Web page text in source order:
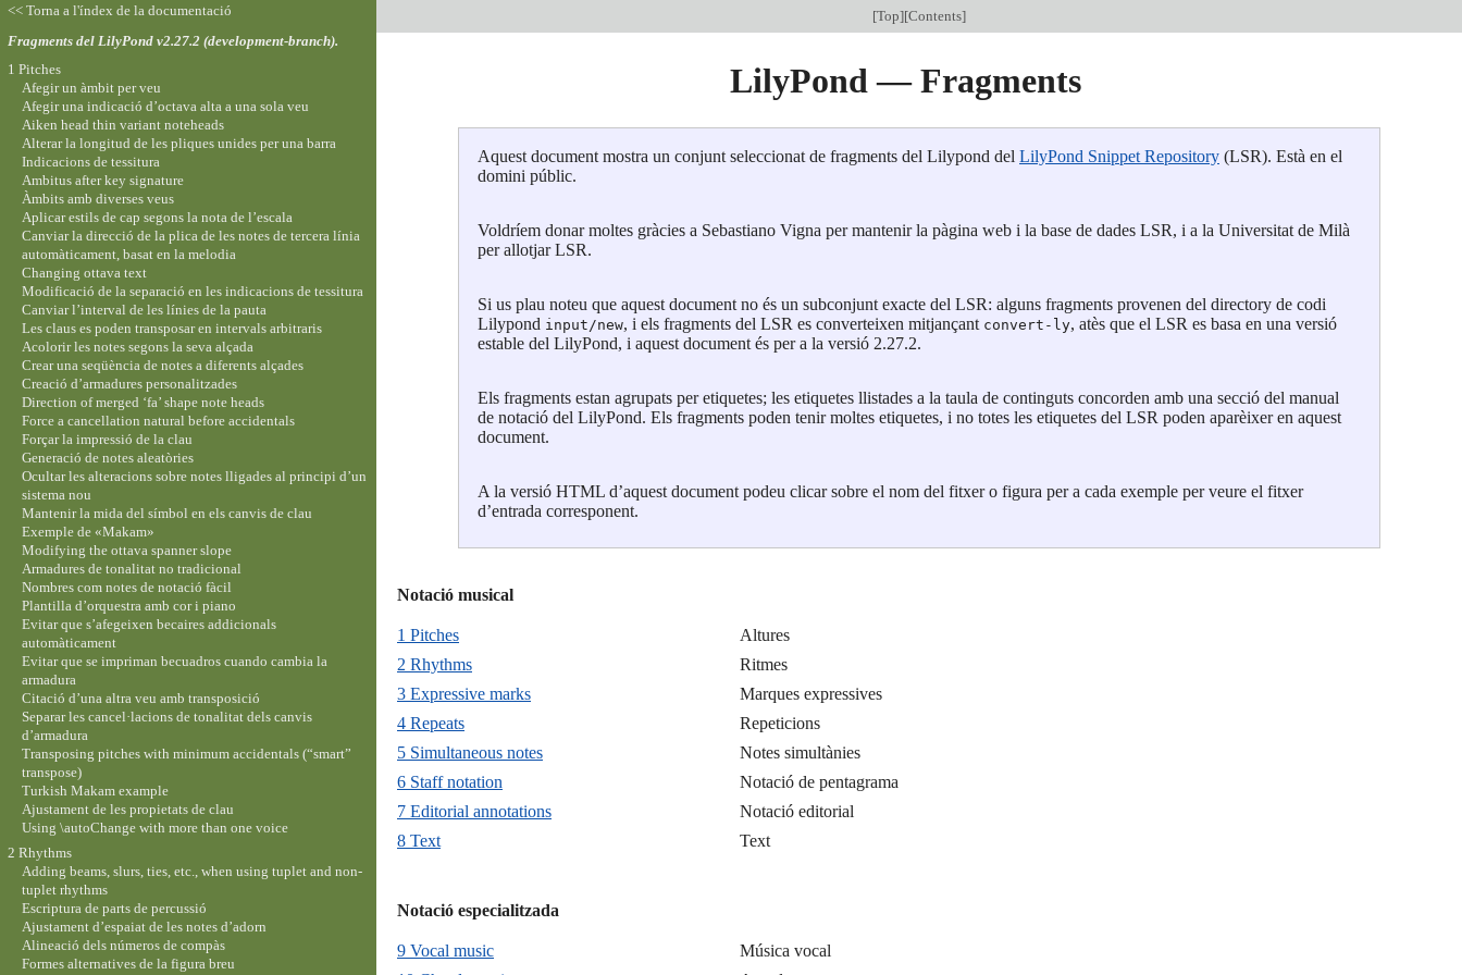
[Top][Contents]
LilyPond — Fragments
Aquest document mostra un conjunt seleccionat de fragments del Lilypond del LilyPond Snippet Repository (LSR). Està en el
domini públic.
Voldríem donar moltes gràcies a Sebastiano Vigna per mantenir la pàgina web i la base de dades LSR, i a la Universitat de Milà
per allotjar LSR.
Si us plau noteu que aquest document no és un subconjunt exacte del LSR: alguns fragments provenen del directory de codi
Lilypond input/new, i els fragments del LSR es converteixen mitjançant convert-ly, atès que el LSR es basa en una versió
estable del LilyPond, i aquest document és per a la versió 2.27.2.
Els fragments estan agrupats per etiquetes; les etiquetes llistades a la taula de continguts concorden amb una secció del manual
de notació del LilyPond. Els fragments poden tenir moltes etiquetes, i no totes les etiquetes del LSR poden aparèixer en aquest
document.
A la versió HTML d’aquest document podeu clicar sobre el nom del fitxer o figura per a cada exemple per veure el fitxer
d’entrada corresponent.
1 Pitches
Altures
2 Rhythms
Ritmes
3 Expressive marks
Marques expressives
4 Repeats
Repeticions
5 Simultaneous notes
Notes simultànies
6 Staff notation
Notació de pentagrama
7 Editorial annotations
Notació editorial
8 Text
Text
9 Vocal music
Música vocal
<< Torna a l'índex de la documentació
Fragments del LilyPond v2.27.2 (development-branch).
1 Pitches
Afegir un àmbit per veu
Afegir una indicació d’octava alta a una sola veu
Aiken head thin variant noteheads
Alterar la longitud de les pliques unides per una barra
Indicacions de tessitura
Ambitus after key signature
Àmbits amb diverses veus
Aplicar estils de cap segons la nota de l’escala
Canviar la direcció de la plica de les notes de tercera línia
automàticament, basat en la melodia
Changing ottava text
Modificació de la separació en les indicacions de tessitura
Canviar l’interval de les línies de la pauta
Les claus es poden transposar en intervals arbitraris
Acolorir les notes segons la seva alçada
Crear una seqüència de notes a diferents alçades
Creació d’armadures personalitzades
Direction of merged ‘fa’ shape note heads
Force a cancellation natural before accidentals
Forçar la impressió de la clau
Generació de notes aleatòries
Ocultar les alteracions sobre notes lligades al principi d’un
sistema nou
Mantenir la mida del símbol en els canvis de clau
Exemple de «Makam»
Modifying the ottava spanner slope
Armadures de tonalitat no tradicional
Nombres com notes de notació fàcil
Plantilla d’orquestra amb cor i piano
Evitar que s’afegeixen becaires addicionals
automàticament
Evitar que se impriman becuadros cuando cambia la
armadura
Citació d’una altra veu amb transposició
Separar les cancel·lacions de tonalitat dels canvis
d’armadura
Transposing pitches with minimum accidentals (“smart”
transpose)
Turkish Makam example
Ajustament de les propietats de clau
Using \autoChange with more than one voice
2 Rhythms
Adding beams, slurs, ties, etc., when using tuplet and non-
tuplet rhythms
Escriptura de parts de percussió
Ajustament d’espaiat de les notes d’adorn
Alineació dels números de compàs
Formes alternatives de la figura breu